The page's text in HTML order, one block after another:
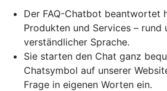
Der FAQ-Chatbot beantwortet
Produkten und Services – rund
verständlicher Sprache.
Sie starten den Chat ganz
Chatsymbol auf unserer
Frage in eigenen Worten ein.